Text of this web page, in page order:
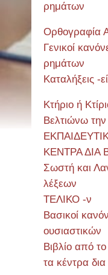
ρημάτων
Ορθογραφία
Γενικοί
ρημάτων
Καταλήξεις -
Κτήριο ή
Βελτιώνω
ΚΕΝΤΡΑ ΔΙΑ
Σωστή και
λέξεων
ΤΕΛΙΚΟ -ν
Βασικοί
ουσιαστικών
Βιβλίο από
τα κέντρα δια